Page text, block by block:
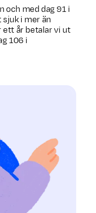
och med dag 91 i
i mer än
ett år betalar vi ut
106 i